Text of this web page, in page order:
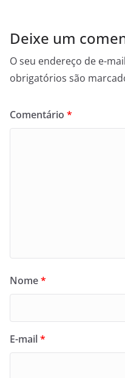
Deixe um
O seu endereço de e-
obrigatórios são
Comentário *
Nome*
E-mail*